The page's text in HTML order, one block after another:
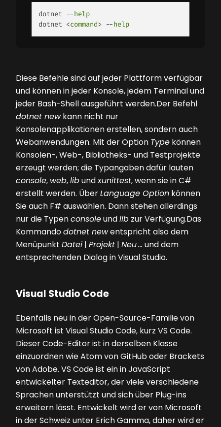
dotnet --help
dotnet <command> --help
Diese Befehle sind auf jeder Plattform verfügbar
und können in jeder Konsole, jedem Terminal und
jeder Bash-Shell ausgeführt werden.Der Befehl
dotnet newkann nicht nur
Konsolenapplikationen erstellen, sondern auch
Webanwendungen. Mit der Option Type können
Konsolen-, Web-, Bibliotheks- und Testprojekte
erzeugt werden; die Typangaben dafür lauten
console, web,libundxunittest, wenn sie in C#
erstellt werden. ÜberLanguage Option können
Sie auch F# auswählen. Dann stehen allerdings
nur die Typenconsoleundlib zur Verfügung.Das
Kommandodotnet newentspricht also dem
Menüpunkt Datei | Projekt | Neu ... und dem
entsprechenden Dialog in Visual Studio.
Visual Studio Code
Ebenfalls neu in der Open-Source-Familie von
Microsoft ist Visual Studio Code, kurz VS Code.
Dieser Code-Editor ist in derselben Klasse
einzuordnen wie Atom von GitHub oder Brackets
von Adobe. VS Code ist ein in JavaScript
entwickelter Texteditor, der viele verschiedene
Sprachen unterstützt und sich über Plug-ins
erweitern lässt. Entwickelt wird er von Microsoft
in der Schweiz unter Erich Gamma, daher wird er